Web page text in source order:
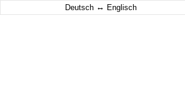
Deutsch ↔ Englisch